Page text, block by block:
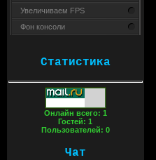
Увеличиваем FPS
Фон консоли
Статистика
Онлайн всего: 1
Гостей:1
Пользователей: 0
Чат